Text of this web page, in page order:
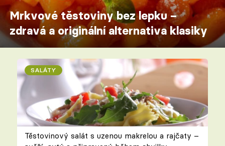
Mrkvové těstoviny bez lepku –
zdravá a originální alternativa klasiky
SALÁTY
Těstovinový salát s uzenou makrelou a rajčaty –